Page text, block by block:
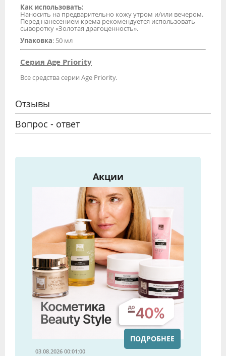
Как использовать:
Наносить на предварительно кожу утром и/или вечером.
Перед нанесением крема рекомендуется использовать
сыворотку «Золотая драгоценность».
Упаковка: 50 мл
Серия Age Priority
Все средства серии Age Priority.
Отзывы
Вопрос - ответ
Акции
03.08.2026 00:01:00
ПОДРОБНЕЕ